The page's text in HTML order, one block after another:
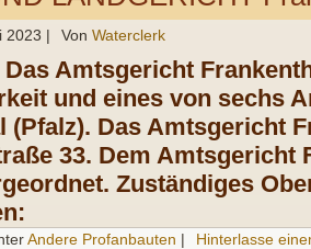
2023 | Von Waterclerk
Das Amtsgericht
und eines von sechs
(Pfalz). Das Amtsgericht
33. Dem Amtsgericht
Zuständiges
Andere Profanbauten | Hinterlasse